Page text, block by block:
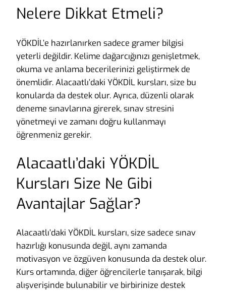
Nelere Dikkat Etmeli?
YÖKDİL’e hazırlanırken sadece gramer bilgisi
yeterli değildir. Kelime dağarcığınızı genişletmek,
okuma ve anlama becerilerinizi geliştirmek de
önemlidir. Alacaatlı’daki YÖKDİL kursları, size bu
konularda da destek olur. Ayrıca, düzenli olarak
deneme sınavlarına girerek, sınav stresini
yönetmeyi ve zamanı doğru kullanmayı
öğrenmeniz gerekir.
Alacaatlı’daki YÖKDİL
Kursları Size Ne Gibi
Avantajlar Sağlar?
Alacaatlı’daki YÖKDİL kursları, size sadece sınav
hazırlığı konusunda değil, aynı zamanda
motivasyon ve özgüven konusunda da destek olur.
Kurs ortamında, diğer öğrencilerle tanışarak, bilgi
alışverişinde bulunabilir ve birbirinize destek